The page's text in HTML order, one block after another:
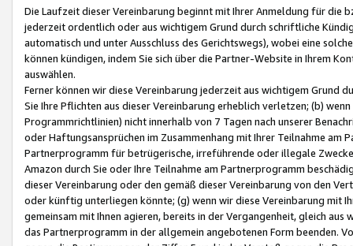
Die Laufzeit dieser Vereinbarung beginnt mit Ihrer Anmeldung für die
jederzeit ordentlich oder aus wichtigem Grund durch schriftliche
automatisch und unter Ausschluss des Gerichtswegs), wobei eine
können kündigen, indem Sie sich über die Partner-Website in Ihrem
auswählen.
Ferner können wir diese Vereinbarung jederzeit aus wichtigem Grund
Sie Ihre Pflichten aus dieser Vereinbarung erheblich verletzen; (b)
Programmrichtlinien) nicht innerhalb von 7 Tagen nach unserer
oder Haftungsansprüchen im Zusammenhang mit Ihrer Teilnahme am
Partnerprogramm für betrügerische, irreführende oder illegale
Amazon durch Sie oder Ihre Teilnahme am Partnerprogramm
dieser Vereinbarung oder den gemäß dieser Vereinbarung von den
oder künftig unterliegen könnte; (g) wenn wir diese Vereinbarung mit
gemeinsam mit Ihnen agieren, bereits in der Vergangenheit, gleich
das Partnerprogramm in der allgemein angebotenen Form beenden.